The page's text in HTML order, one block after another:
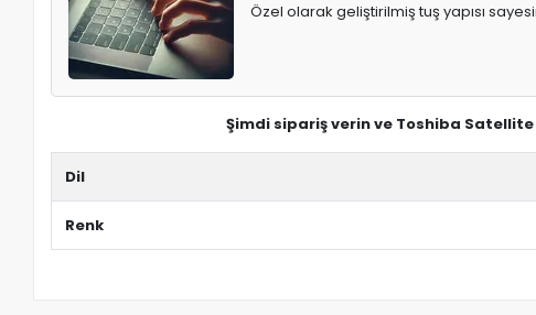
Özel olarak geliştirilmiş tuş yapısı
Şimdi sipariş verin ve Toshiba
Dil
Renk